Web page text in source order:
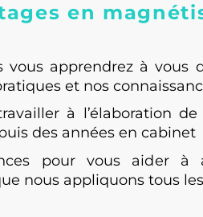
en
apprendrez à vous
et nos
à l’élaboration
des années en cabinet
pour vous aider à
nous appliquons tous les